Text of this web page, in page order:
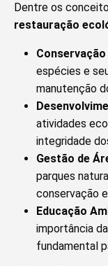
Dentre os
restauração
espécies e
manutenção
atividades
integridade
Gestão de
parques
conservação
Educação
importância
fundamental